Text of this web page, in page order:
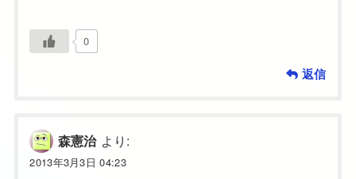
0
返信
森憲治 より:
2013年3月3日 04:23